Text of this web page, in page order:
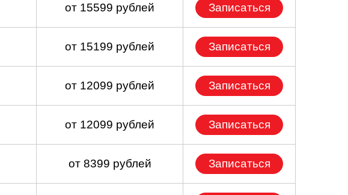
от 15599 рублей Записаться
от 15199 рублей Записаться
от 12099 рублей Записаться
от 12099 рублей Записаться
от 8399 рублей Записаться